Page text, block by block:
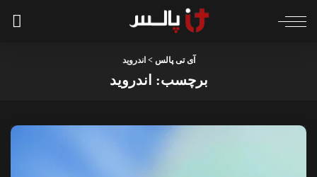
آی تی پالس > اندروید
برچسب: اندروید